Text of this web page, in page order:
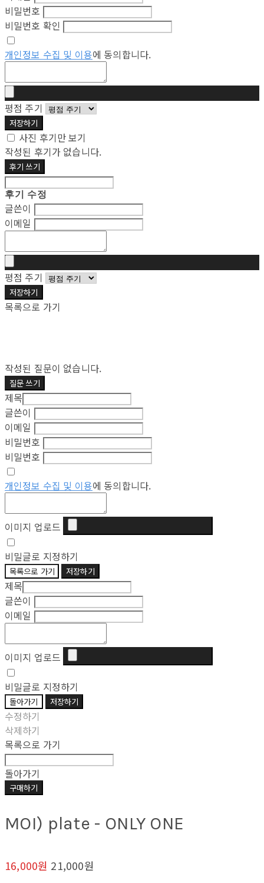
비밀번호
비밀번호 확인
개인정보 수집 및 이용에 동의합니다.
평점 주기
저장하기
사진 후기만 보기
작성된 후기가 없습니다.
후기 쓰기
후기 수정
글쓴이
이메일
평점 주기
저장하기
목록으로 가기
작성된 질문이 없습니다.
질문 쓰기
제목
글쓴이
이메일
비밀번호
비밀번호
개인정보 수집 및 이용에 동의합니다.
이미지 업로드
비밀글로 지정하기
목록으로 가기 저장하기
제목
글쓴이
이메일
이미지 업로드
비밀글로 지정하기
돌아가기 저장하기
수정하기
삭제하기
목록으로 가기
돌아가기
구매하기
MOI) plate - ONLY ONE
16,000원 21,000원